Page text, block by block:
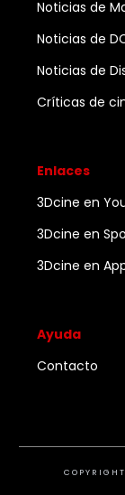
Noticias de
Noticias de
Noticias de
Críticas de
Enlaces
3Dcine en
3Dcine en
3Dcine en
Ayuda
Contacto